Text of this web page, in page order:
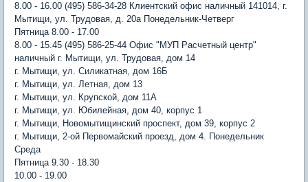
8.00 - 16.00 (495) 586-34-28 Клиентский офис наличный 141014, г.
Мытищи, ул. Трудовая, д. 20а Понедельник-Четверг
Пятница 8.00 - 17.00
8.00 - 15.45 (495) 586-25-44 Офис "МУП Расчетный центр"
наличный г. Мытищи, ул. Трудовая, дом 14
г. Мытищи, ул. Силикатная, дом 16Б
г. Мытищи, ул. Летная, дом 13
г. Мытищи, ул. Крупской, дом 11А
г. Мытищи, ул. Юбилейная, дом 40, корпус 1
г. Мытищи, Новомытищинский проспект, дом 39, корпус 2
г. Мытищи, 2-ой Первомайский проезд, дом 4. Понедельник
Среда
Пятница 9.30 - 18.30
10.00 - 19.00